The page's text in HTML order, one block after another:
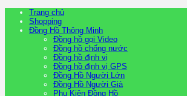
Trang chủ
Shopping
Đồng Hồ Thông Minh
Đồng hồ gọi Video
Đồng hồ chống nước
Đồng hồ định vị
Đồng hồ định vị GPS
Đồng Hồ Người Lớn
Đồng Hồ Người Già
Phụ Kiện Đồng Hồ